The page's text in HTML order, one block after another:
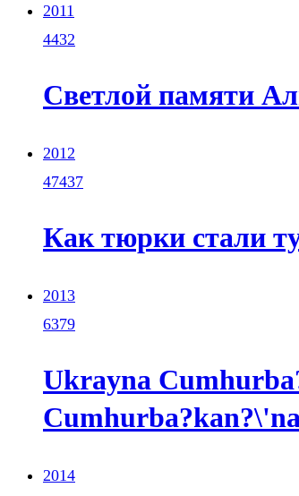
2011
4432
Светлой памяти
2012
47437
Как тюрки стали
2013
6379
Ukrayna
2014